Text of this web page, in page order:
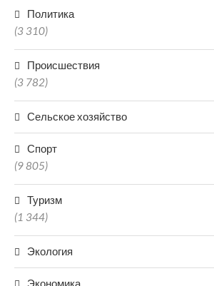
Политика
(3 310)
Происшествия
(3 782)
Сельское хозяйство
Спорт
(9 805)
Туризм
(1 344)
Экология
Экономика